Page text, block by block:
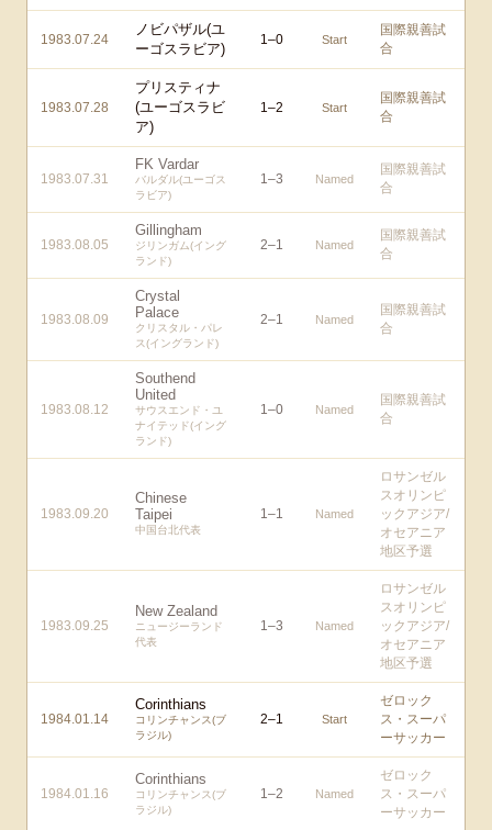
1983.07.24
ノビパザル(ユ
ーゴスラビア)
1–0 Start
国際親善試
合
1983.07.28
プリスティナ
(ユーゴスラビ
ア)
1–2 Start
国際親善試
合
1983.07.31
FK Vardar
バルダル(ユーゴス
ラビア)
1–3 Named
国際親善試
合
1983.08.05
Gillingham
ジリンガム(イング
ランド)
2–1 Named
国際親善試
合
1983.08.09
Crystal
Palace
クリスタル・パレ
ス(イングランド)
2–1 Named
国際親善試
合
1983.08.12
Southend
United
サウスエンド・ユ
ナイテッド(イング
ランド)
1–0 Named
国際親善試
合
1983.09.20
Chinese
Taipei
中国台北代表
1–1 Named
ロサンゼル
スオリンピ
ックアジア/
オセアニア
地区予選
1983.09.25
New Zealand
ニュージーランド
代表
1–3 Named
ロサンゼル
スオリンピ
ックアジア/
オセアニア
地区予選
1984.01.14
Corinthians
コリンチャンス(ブ
ラジル)
2–1 Start
ゼロック
ス・スーパ
ーサッカー
1984.01.16
Corinthians
コリンチャンス(ブ
ラジル)
1–2 Named
ゼロック
ス・スーパ
ーサッカー